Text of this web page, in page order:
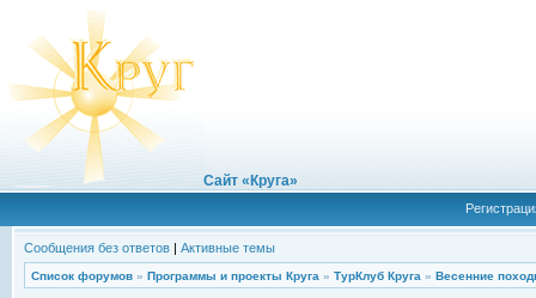
Сайт «Круга»
Сообщения без ответов | Активные темы
Список форумов » Программы и проекты Круга » ТурКлуб Круга » Весенние